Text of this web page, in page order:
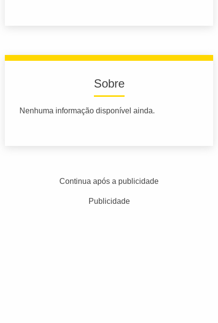
Sobre
Nenhuma informação disponível ainda.
Continua após a publicidade
Publicidade